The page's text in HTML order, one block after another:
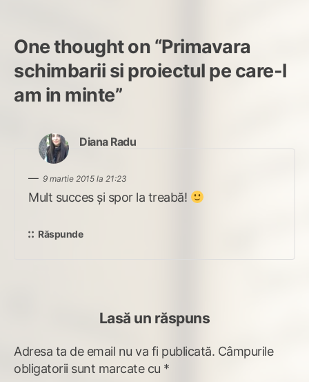
One thought on “Primavara
schimbarii si proiectul pe care-l
am in minte”
Diana Radu
9 martie 2015 la 21:23
Mult succes şi spor la treabă!
Răspunde
Lasă un răspuns
Adresa ta de email nu va fi publicată. Câmpurile
obligatorii sunt marcate cu *